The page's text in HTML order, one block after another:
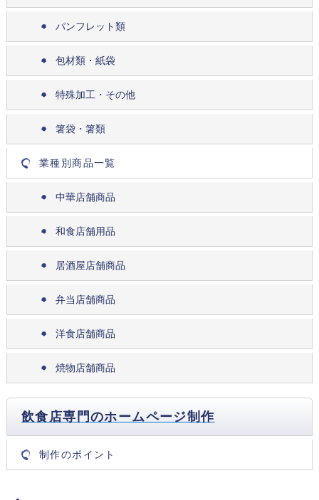
パンフレット類
包材類・紙袋
特殊加工・その他
箸袋・箸類
業種別商品一覧
中華店舗商品
和食店舗用品
居酒屋店舗商品
弁当店舗商品
洋食店舗商品
焼物店舗商品
飲食店専門のホームページ制作
制作のポイント